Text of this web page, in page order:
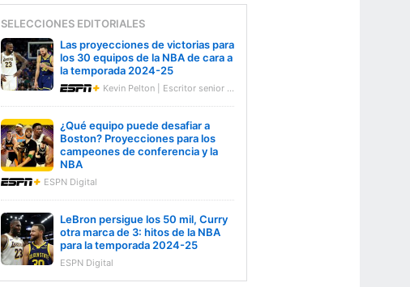
SELECCIONES EDITORIALES
Las proyecciones de victorias para
los 30 equipos de la NBA de cara a
la temporada 2024-25
Kevin Pelton | Escritor senior de ESPN
¿Qué equipo puede desafiar a
Boston? Proyecciones para los
campeones de conferencia y la
NBA
ESPN Digital
LeBron persigue los 50 mil, Curry
otra marca de 3: hitos de la NBA
para la temporada 2024-25
ESPN Digital